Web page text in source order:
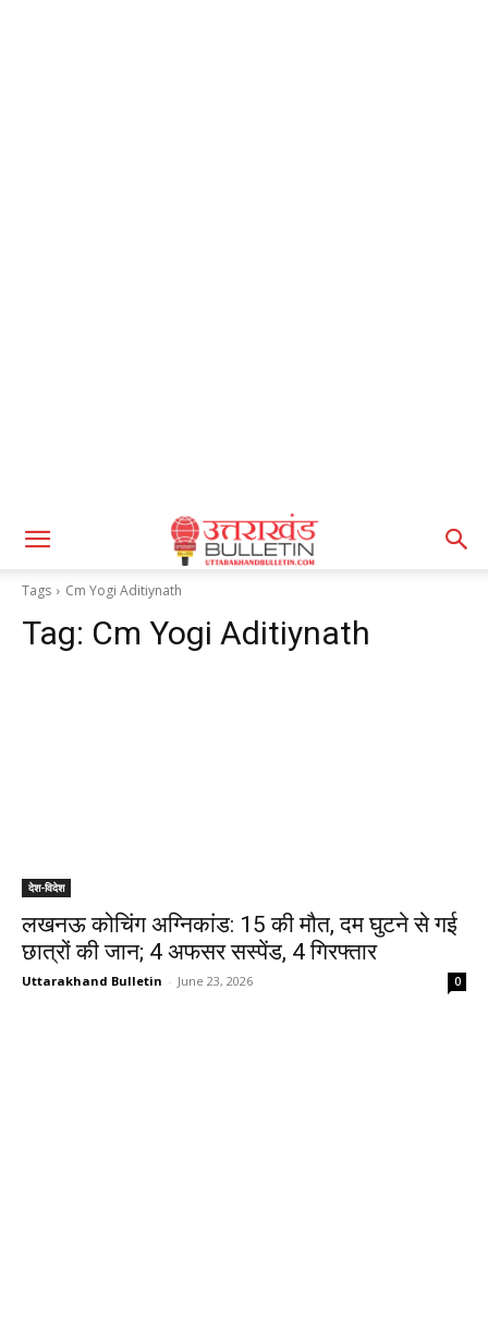
Tags Cm Yogi Aditiynath
Tag: Cm Yogi Aditiynath
देश-विदेश
लखनऊ कोचिंग अग्निकांड: 15 की मौत, दम घुटने से गई
छात्रों की जान; 4 अफसर सस्पेंड, 4 गिरफ्तार
Uttarakhand Bulletin - June 23, 2026 0